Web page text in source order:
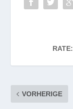
RATE:
VORHERIGE